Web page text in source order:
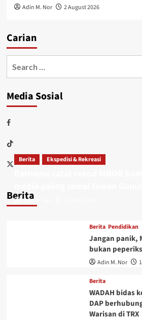
Adin M. Nor 2 August 2026
Carian
Media Sosial
Berita
Berita Ekspedisi & Rekreasi
Adin M. Nor
Berita Pendidikan
Jangan panik,
bukan
Adin M. Nor
Berita
WADAH bidas
DAP
Warisan di TRX